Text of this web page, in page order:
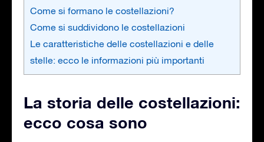
Come si formano le costellazioni?
Come si suddividono le costellazioni
Le caratteristiche delle costellazioni e delle
stelle: ecco le informazioni più importanti
La storia delle costellazioni:
ecco cosa sono